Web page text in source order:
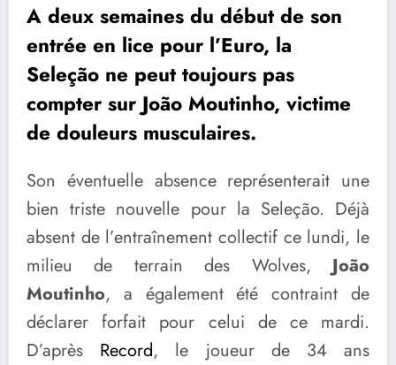
A deux semaines du début de son
entrée en lice pour l’Euro, la
Seleção ne peut toujours pas
compter sur João Moutinho, victime
de douleurs musculaires.
Son éventuelle absence représenterait une
bien triste nouvelle pour la Seleção. Déjà
absent de l’entraînement collectif ce lundi, le
milieu de terrain des Wolves, João
Moutinho, a également été contraint de
déclarer forfait pour celui de ce mardi.
D’après Record, le joueur de 34 ans